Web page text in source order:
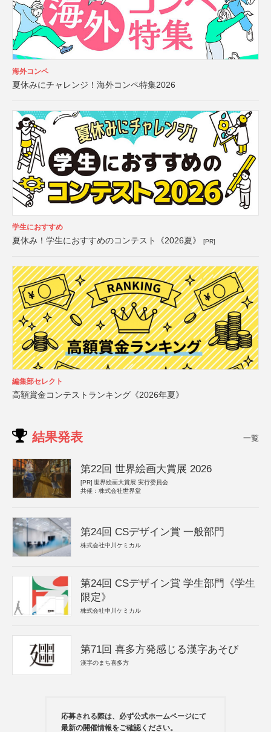
海外コンペ
夏休みにチャレンジ！海外コンペ特集2026
学生におすすめ
夏休み！学生におすすめのコンテスト《2026夏》 [PR]
編集部セレクト
高額賞金コンテストランキング《2026年夏》
結果発表 一覧
第22回 世界絵画大賞展 2026
[PR] 世界絵画大賞展 実行委員会
共催：株式会社世界堂
第24回 CSデザイン賞 一般部門
株式会社中川ケミカル
第24回 CSデザイン賞 学生部門《学生
限定》
株式会社中川ケミカル
第71回 喜多方発感じる漢字あそび
漢字のまち喜多方
応募される際は、必ず公式ホームページにて
最新の開催情報をご確認ください。